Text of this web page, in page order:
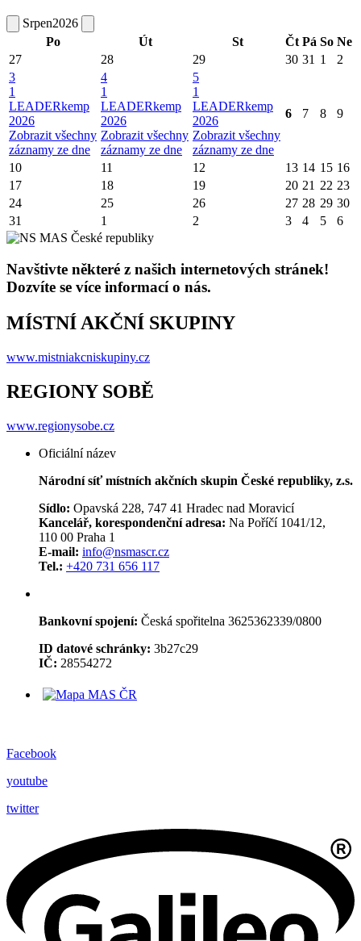
Srpen2026
Po
Út St Čt Pá So Ne
27
28 29 30 31 1
2
3
1
LEADERkemp
2026
Zobrazit všechny
záznamy ze dne
4
1
LEADERkemp
2026
Zobrazit všechny
záznamy ze dne
5
1
LEADERkemp
2026
Zobrazit všechny
záznamy ze dne
6 7 8 9
10 11 12 13 14 15 16
17
18 19 20 21 22 23
24
25 26 27 28 29 30
31
1 2 3 4 5 6
Navštivte některé z našich internetových stránek!
Dozvíte se více informací o nás.
MÍSTNÍ AKČNÍ SKUPINY
www.mistniakcniskupiny.cz
REGIONY SOBĚ
www.regionysobe.cz
Oficiální název
Národní síť místních akčních skupin České republiky, z.s.
Sídlo: Opavská 228, 747 41 Hradec nad Moravicí
Kancelář, korespondenční adresa: Na Poříčí 1041/12,
110 00 Praha 1
E-mail: info@nsmascr.cz
Tel.: +420 731 656 117
Bankovní spojení: Česká spořitelna 3625362339/0800
ID datové schránky: 3b27c29
IČ: 28554272
Facebook
youtube
twitter